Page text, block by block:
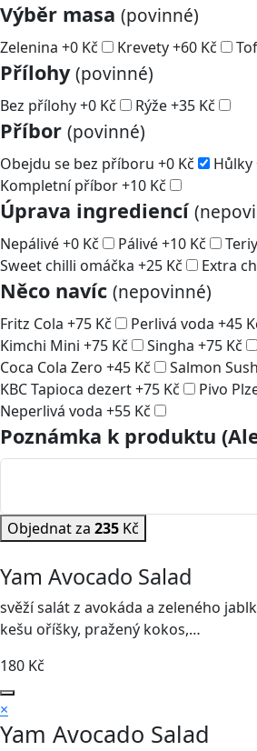
Výběr masa (povinné)
Zelenina +0 Kč Krevety+60 Kč
Přílohy (povinné)
Bez přílohy+0 Kč Rýže+35 Kč
Příbor (povinné)
Obejdu se bez příboru +0 Kč Hůlky
Kompletní příbor+10 Kč
Úprava ingrediencí
Nepálivé+0 Kč Pálivé+10 Kč
Sweet chilli omáčka +25 Kč Extra
Něco navíc (nepovinné)
Fritz Cola +75 Kč Perlivá voda +45
Kimchi Mini +75 Kč Singha +75 Kč
Coca Cola Zero +45 Kč Salmon
KBC Tapioca dezert+75 Kč Pivo
Neperlivá voda +55 Kč
Poznámka k produktu
Objednat za 235 Kč
Yam Avocado Salad
svěží salát z avokáda a zeleného
kešu oříšky, pražený kokos,…
180 Kč
×
Yam Avocado Salad